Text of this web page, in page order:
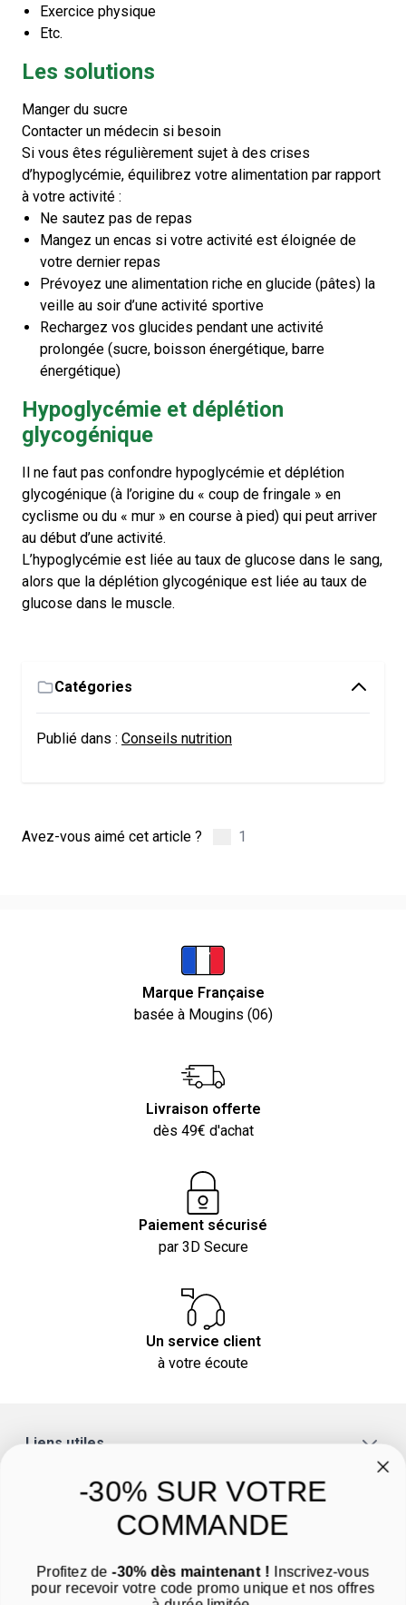
Exercice physique
Etc.
Les solutions
Manger du sucre
Contacter un médecin si besoin
Si vous êtes régulièrement sujet à des crises
d’hypoglycémie, équilibrez votre alimentation par rapport
à votre activité :
Ne sautez pas de repas
Mangez un encas si votre activité est éloignée de
votre dernier repas
Prévoyez une alimentation riche en glucide (pâtes) la
veille au soir d’une activité sportive
Rechargez vos glucides pendant une activité
prolongée (sucre, boisson énergétique, barre
énergétique)
Hypoglycémie et déplétion
glycogénique
Il ne faut pas confondre hypoglycémie et déplétion
glycogénique (à l’origine du « coup de fringale » en
cyclisme ou du « mur » en course à pied) qui peut arriver
au début d’une activité.
L’hypoglycémie est liée au taux de glucose dans le sang,
alors que la déplétion glycogénique est liée au taux de
glucose dans le muscle.
Catégories
Publié dans : Conseils nutrition
Avez-vous aimé cet article ? 1
Marque Française
basée à Mougins (06)
Livraison offerte
dès 49€ d'achat
Paiement sécurisé
par 3D Secure
Un service client
à votre écoute
Liens utiles
Nous contacter par email
-30% SUR VOTRE
COMMANDE
Profitez de -30% dès maintenant ! Inscrivez-vous
pour recevoir votre code promo unique et nos offres